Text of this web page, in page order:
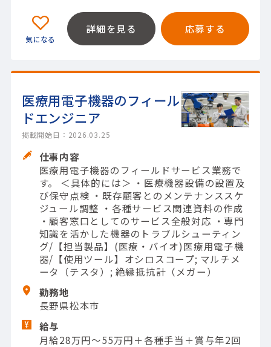
詳細を見る 応募する
医療用電子機器のフィール
ドエンジニア
掲載開始日：2026.03.25
仕事内容
医療用電子機器のフィールドサービス業務で
す。 ＜具体的には＞ ・医療機器設備の設置及
び保守点検 ・既存顧客とのメンテナンススケ
ジュール調整 ・各種サービス関連資料の作成
・顧客窓口としてのサービス全般対応 ・専門
知識を活かした機器のトラブルシューティン
グ/【担当製品】(医療・バイオ)医療用電子機
器/【使用ツール】オシロスコープ; マルチメ
ータ（テスタ）; 絶縁抵抗計（メガー）
勤務地
長野県松本市
給与
月給28万円～55万円＋各種手当＋賞与年2回